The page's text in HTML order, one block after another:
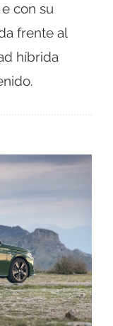
con su
frente al
híbrida